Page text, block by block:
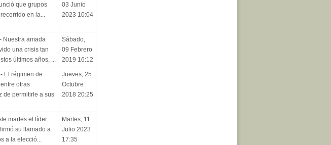
que grupos
en la...
03 Junio
2023 10:04
Nuestra amada
una crisis tan
últimos años, ...
Sábado,
09 Febrero
2019 16:12
El régimen de
otras
de permitirle a sus
Jueves, 25
Octubre
2018 20:25
martes el líder
su llamado a
a la elecció...
Martes, 11
Julio 2023
17:35